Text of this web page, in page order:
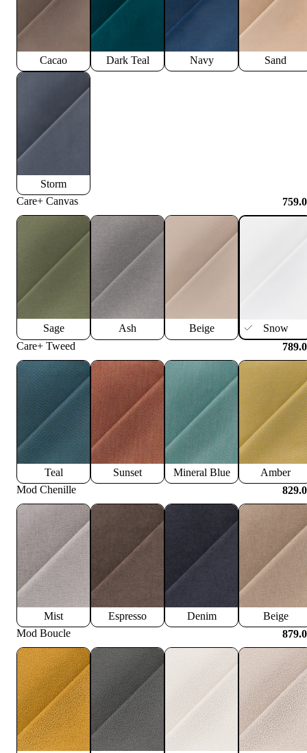
Cacao Dark Teal Navy Sand
Storm
Care+ Canvas
Sage Ash Beige
Snow
Care+ Tweed
Teal Sunset Mineral Blue
Amber
Mod Chenille
Mist Espresso Denim
Beige
Mod Boucle